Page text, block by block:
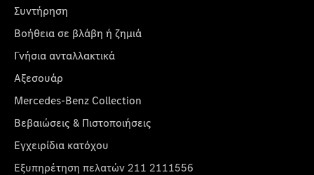
Συντήρηση
Βοήθεια σε βλάβη ή ζημιά
Γνήσια ανταλλακτικά
Αξεσουάρ
Mercedes-Benz Collection
Βεβαιώσεις & Πιστοποιήσεις
Εγχειρίδια κατόχου
Εξυπηρέτηση πελατών 211 2111556